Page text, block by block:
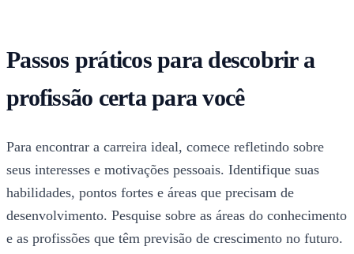
Passos práticos para descobrir a
profissão certa para você
Para encontrar a carreira ideal, comece refletindo sobre
seus interesses e motivações pessoais. Identifique suas
habilidades, pontos fortes e áreas que precisam de
desenvolvimento. Pesquise sobre as áreas do conhecimento
e as profissões que têm previsão de crescimento no futuro.